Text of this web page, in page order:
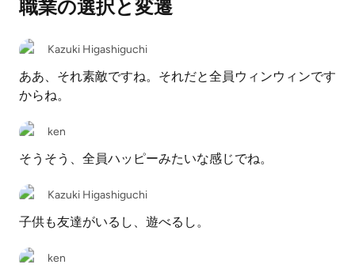
職業の選択と変遷
Kazuki Higashiguchi
ああ、それ素敵ですね。それだと全員ウィンウィンです
からね。
ken
そうそう、全員ハッピーみたいな感じでね。
Kazuki Higashiguchi
子供も友達がいるし、遊べるし。
ken